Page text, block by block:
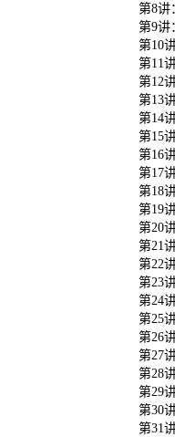
第8讲
第9讲
第10
第11
第12
第13
第14
第15
第16
第17
第18
第19
第20
第21
第22
第23
第24
第25
第26
第27
第28
第29
第30
第31